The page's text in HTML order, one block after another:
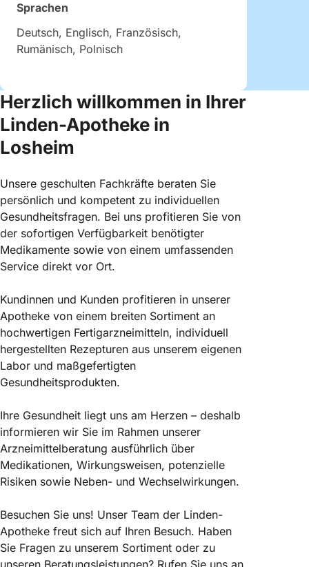
Sprachen
Deutsch, Englisch, Französisch,
Rumänisch, Polnisch
Herzlich willkommen in Ihrer
Linden-Apotheke in
Losheim
Unsere geschulten Fachkräfte beraten Sie
persönlich und kompetent zu individuellen
Gesundheitsfragen. Bei uns profitieren Sie von
der sofortigen Verfügbarkeit benötigter
Medikamente sowie von einem umfassenden
Service direkt vor Ort.
Kundinnen und Kunden profitieren in unserer
Apotheke von einem breiten Sortiment an
hochwertigen Fertigarzneimitteln, individuell
hergestellten Rezepturen aus unserem eigenen
Labor und maßgefertigten
Gesundheitsprodukten.
Ihre Gesundheit liegt uns am Herzen – deshalb
informieren wir Sie im Rahmen unserer
Arzneimittelberatung ausführlich über
Medikationen, Wirkungsweisen, potenzielle
Risiken sowie Neben- und Wechselwirkungen.
Besuchen Sie uns! Unser Team der Linden-
Apotheke freut sich auf Ihren Besuch. Haben
Sie Fragen zu unserem Sortiment oder zu